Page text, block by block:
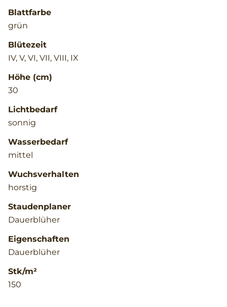
Blattfarbe
grün
Blütezeit
IV, V, VI, VII, VIII, IX
Höhe (cm)
30
Lichtbedarf
sonnig
Wasserbedarf
mittel
Wuchsverhalten
horstig
Staudenplaner
Dauerblüher
Eigenschaften
Dauerblüher
Stk/m²
150